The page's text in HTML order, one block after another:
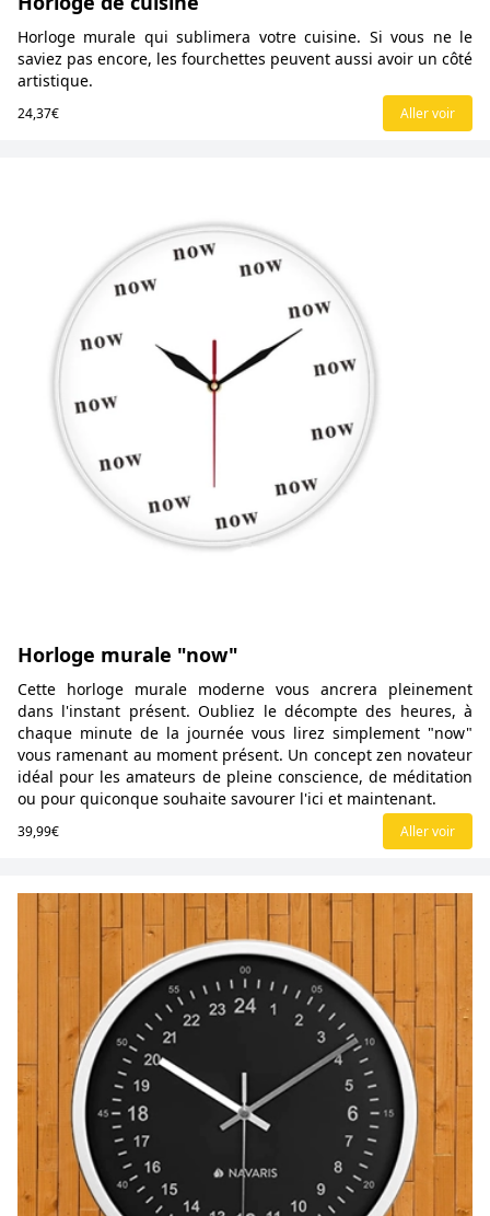
Horloge murale qui sublimera votre cuisine. Si vous ne le
saviez pas encore, les fourchettes peuvent aussi avoir un côté
artistique.
24,37€ Aller voir
Horloge murale "now"
Cette horloge murale moderne vous ancrera pleinement
dans l'instant présent. Oubliez le décompte des heures, à
chaque minute de la journée vous lirez simplement "now"
vous ramenant au moment présent. Un concept zen novateur
idéal pour les amateurs de pleine conscience, de méditation
ou pour quiconque souhaite savourer l'ici et maintenant.
39,99€ Aller voir